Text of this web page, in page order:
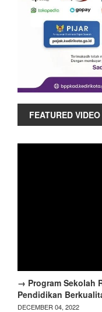
FEATURED VIDEO
→ Program Sekolah
Pendidikan
DECEMBER 04, 2022